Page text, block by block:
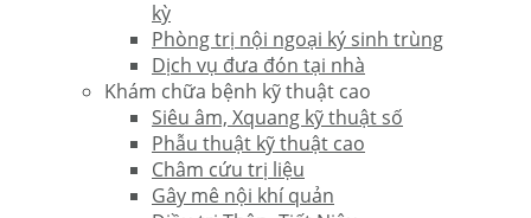
kỳ
Phòng trị nội ngoại ký sinh trùng
Dịch vụ đưa đón tại nhà
Khám chữa bệnh kỹ thuật cao
Siêu âm, Xquang kỹ thuật số
Phẫu thuật kỹ thuật cao
Châm cứu trị liệu
Gây mê nội khí quản